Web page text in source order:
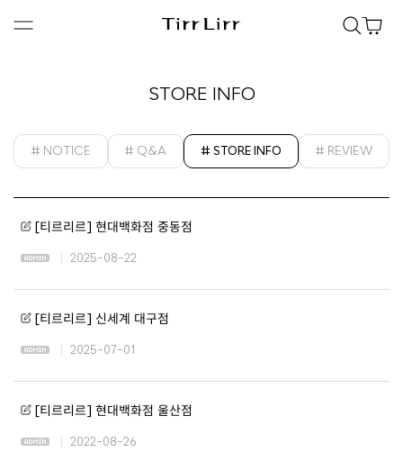
STORE INFO
# NOTICE # Q&A # STORE INFO # REVIEW
[티르리르] 현대백화점 중동점
2025-08-22
[티르리르] 신세계 대구점
2025-07-01
[티르리르] 현대백화점 울산점
2022-08-26